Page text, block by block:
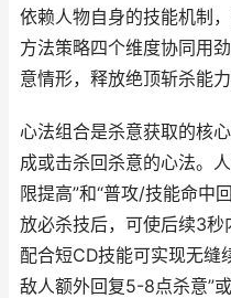
依赖人物自身的技能机制
方法策略四个维度协同用
意情形，释放绝顶斩杀能力
心法组合是杀意获取的核
成或击杀回杀意的心法。
限提高”和“普攻/技能命中
放必杀技后，可使后续3秒
配合短CD技能可实现无缝
敌人额外回复5-8点杀意”